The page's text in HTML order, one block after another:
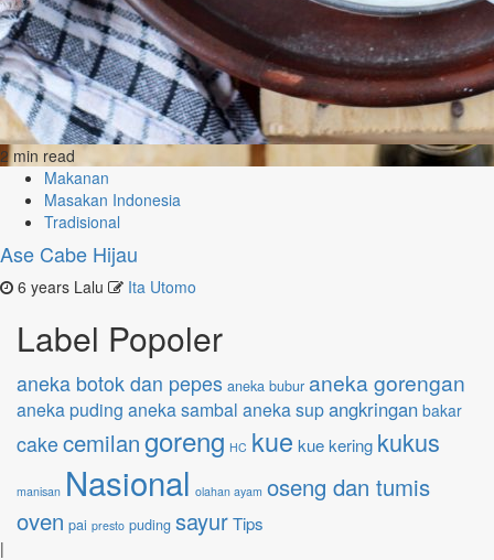
2 min read
Makanan
Masakan Indonesia
Tradisional
Ase Cabe Hijau
6 years Lalu Ita Utomo
Label Popoler
aneka botok dan pepes aneka bubur aneka gorengan
aneka puding aneka sambal aneka supangkringan bakar
cake cemilangoreng HC kue kue kering kukus
manisan Nasional olahan ayam oseng dan tumis
oven pai presto puding sayurTips
|